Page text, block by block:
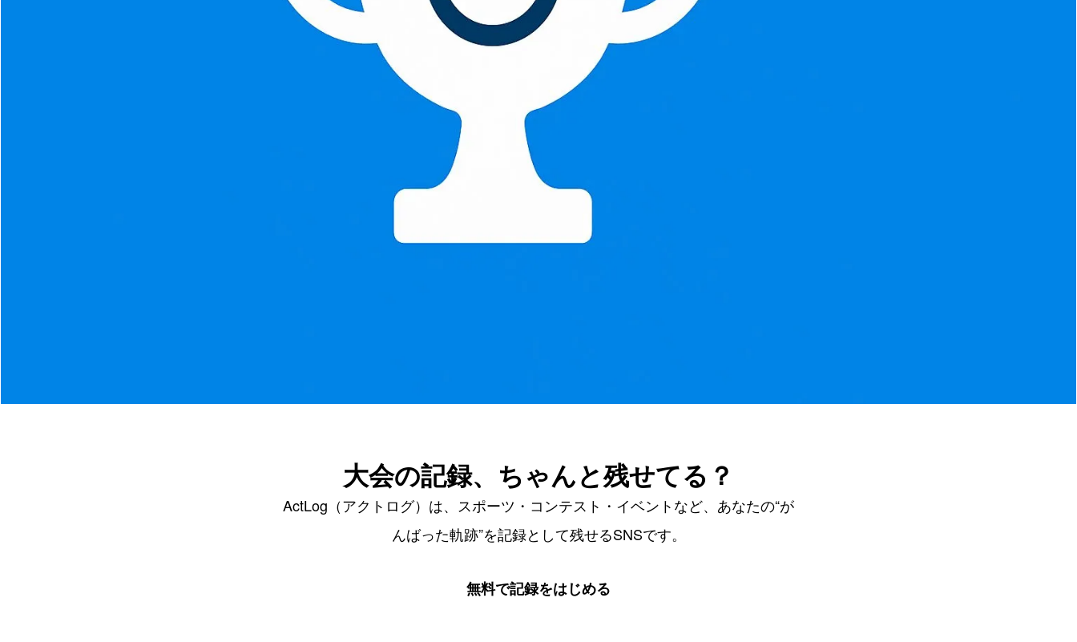
大会の記録、ちゃんと残せてる？
ActLog（アクトログ）は、スポーツ・コンテスト・イベントなど、あなたの“が
んばった軌跡”を記録として残せるSNSです。
無料で記録をはじめる